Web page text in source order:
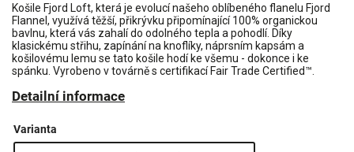
Košile Fjord Loft, která je evolucí našeho oblíbeného flanelu Fjord
Flannel, využívá těžší, přikrývku připomínající 100% organickou
bavlnu, která vás zahalí do odolného tepla a pohodlí. Díky
klasickému střihu, zapínání na knoflíky, náprsním kapsám a
košilovému lemu se tato košile hodí ke všemu - dokonce i ke
spánku. Vyrobeno v továrně s certifikací Fair Trade Certified™.
Detailní informace
Varianta